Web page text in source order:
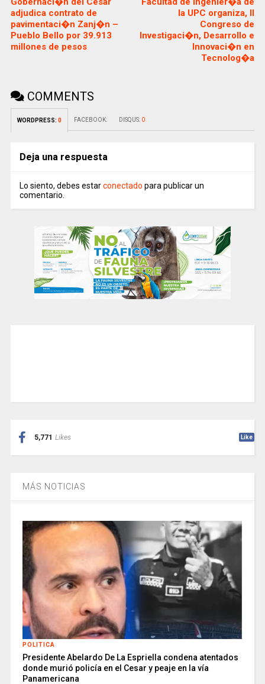
adjudica contrato de
pavimentaci�n Zanj�n –
Pueblo Bello por 39.913
millones de pesos
la UPC organiza, II
Congreso de
Investigaci�n, Desarrollo e
Innovaci�n en
Tecnolog�a
COMMENTS
WORDPRESS: 0 FACEBOOK: DISQUS: 0
Deja una respuesta
Lo siento, debes estarconectado para publicar un
comentario.
5,771 Likes Like
MÁS NOTICIAS
POLITICA
Presidente Abelardo De La Espriella condena atentados
donde murió policía en el Cesar y peaje en la vía
Panamericana